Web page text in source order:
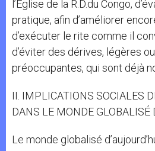
l’Église de la R.D.du Congo,
pratique, afin d’améliorer
d’exécuter le rite comme il
d’éviter des dérives, légères
préoccupantes, qui sont déjà
II. IMPLICATIONS SOCIALES
DANS LE MONDE GLOBALISÉ
Le monde globalisé